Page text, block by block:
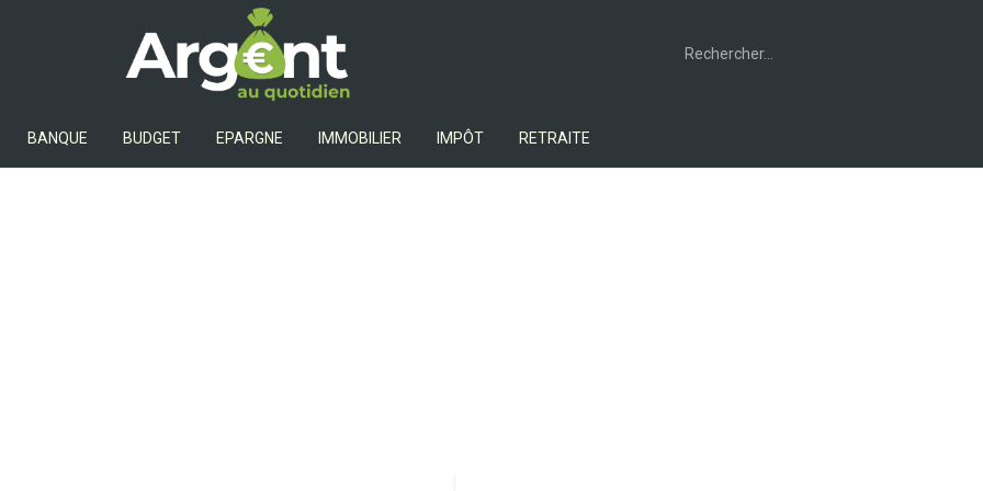
Argent Au Quotidien
Rechercher :
BANQUE BUDGET EPARGNE IMMOBILIER IMPÔT RETRAITE